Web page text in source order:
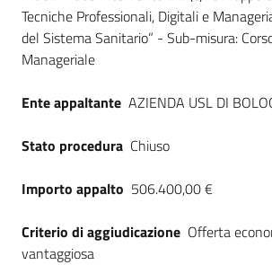
site
su
Tecniche Professionali, Digitali e
del Sistema Sanitario” - Sub-misura:
Manageriale
Ente appaltante AZIENDA USL DI
Stato procedura Chiuso
Importo appalto 506.400,00 €
Criterio di aggiudicazione Offerta
vantaggiosa